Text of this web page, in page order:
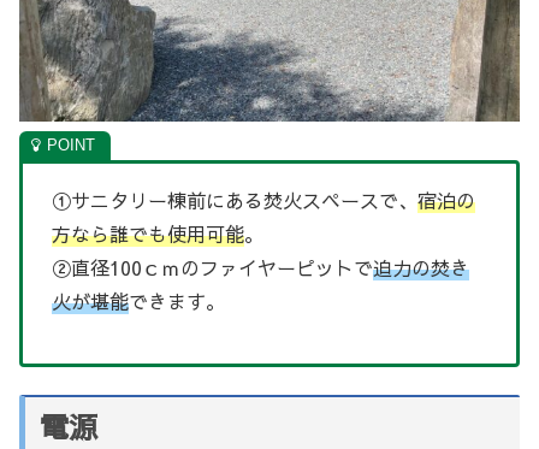
①サニタリー棟前にある焚火スペースで、 宿泊の
方なら誰でも使用可能。
②直径100ｃｍのファイヤーピットで迫力の焚き
火が堪能できます。
電源